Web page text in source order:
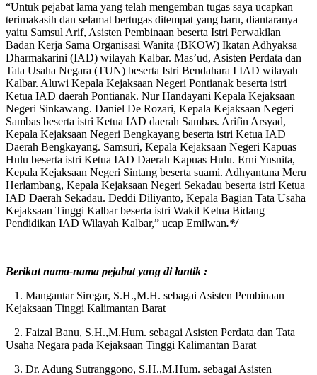
“Untuk pejabat lama yang telah mengemban tugas saya ucapkan
terimakasih dan selamat bertugas ditempat yang baru, diantaranya
yaitu Samsul Arif, Asisten Pembinaan beserta Istri Perwakilan
Badan Kerja Sama Organisasi Wanita (BKOW) Ikatan Adhyaksa
Dharmakarini (IAD) wilayah Kalbar. Mas’ud, Asisten Perdata dan
Tata Usaha Negara (TUN) beserta Istri Bendahara I IAD wilayah
Kalbar. Aluwi Kepala Kejaksaan Negeri Pontianak beserta istri
Ketua IAD daerah Pontianak. Nur Handayani Kepala Kejaksaan
Negeri Sinkawang. Daniel De Rozari, Kepala Kejaksaan Negeri
Sambas beserta istri Ketua IAD daerah Sambas. Arifin Arsyad,
Kepala Kejaksaan Negeri Bengkayang beserta istri Ketua IAD
Daerah Bengkayang. Samsuri, Kepala Kejaksaan Negeri Kapuas
Hulu beserta istri Ketua IAD Daerah Kapuas Hulu. Erni Yusnita,
Kepala Kejaksaan Negeri Sintang beserta suami. Adhyantana Meru
Herlambang, Kepala Kejaksaan Negeri Sekadau beserta istri Ketua
IAD Daerah Sekadau. Deddi Diliyanto, Kepala Bagian Tata Usaha
Kejaksaan Tinggi Kalbar beserta istri Wakil Ketua Bidang
Pendidikan IAD Wilayah Kalbar,” ucap Emilwan.*/
Berikut nama-nama pejabat yang di lantik :
1. Mangantar Siregar, S.H.,M.H. sebagai Asisten Pembinaan
Kejaksaan Tinggi Kalimantan Barat
2. Faizal Banu, S.H.,M.Hum. sebagai Asisten Perdata dan Tata
Usaha Negara pada Kejaksaan Tinggi Kalimantan Barat
3. Dr. Adung Sutranggono, S.H.,M.Hum. sebagai Asisten